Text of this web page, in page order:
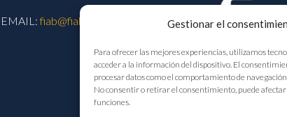
Gestionar el
Para ofrecer las mejores experiencias, utilizamos
acceder a la información del dispositivo. El
procesar datos como el comportamiento de
No consentir o retirar el consentimiento, puede
funciones.
EMAIL:fiab@fiab.es